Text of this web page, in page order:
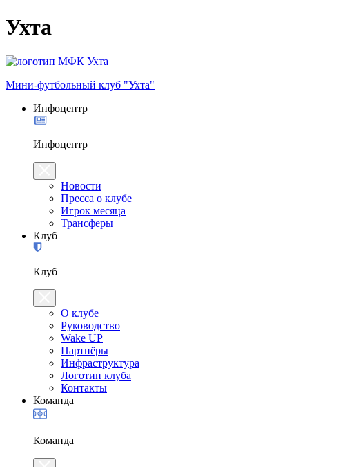
Ухта
Мини-футбольный клуб "Ухта"
Инфоцентр
Инфоцентр
Новости
Пресса о клубе
Игрок месяца
Трансферы
Клуб
Клуб
О клубе
Руководство
Wake UP
Партнёры
Инфраструктура
Логотип клуба
Контакты
Команда
Команда